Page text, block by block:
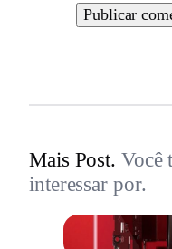
Mais Post. Você
interessar por.